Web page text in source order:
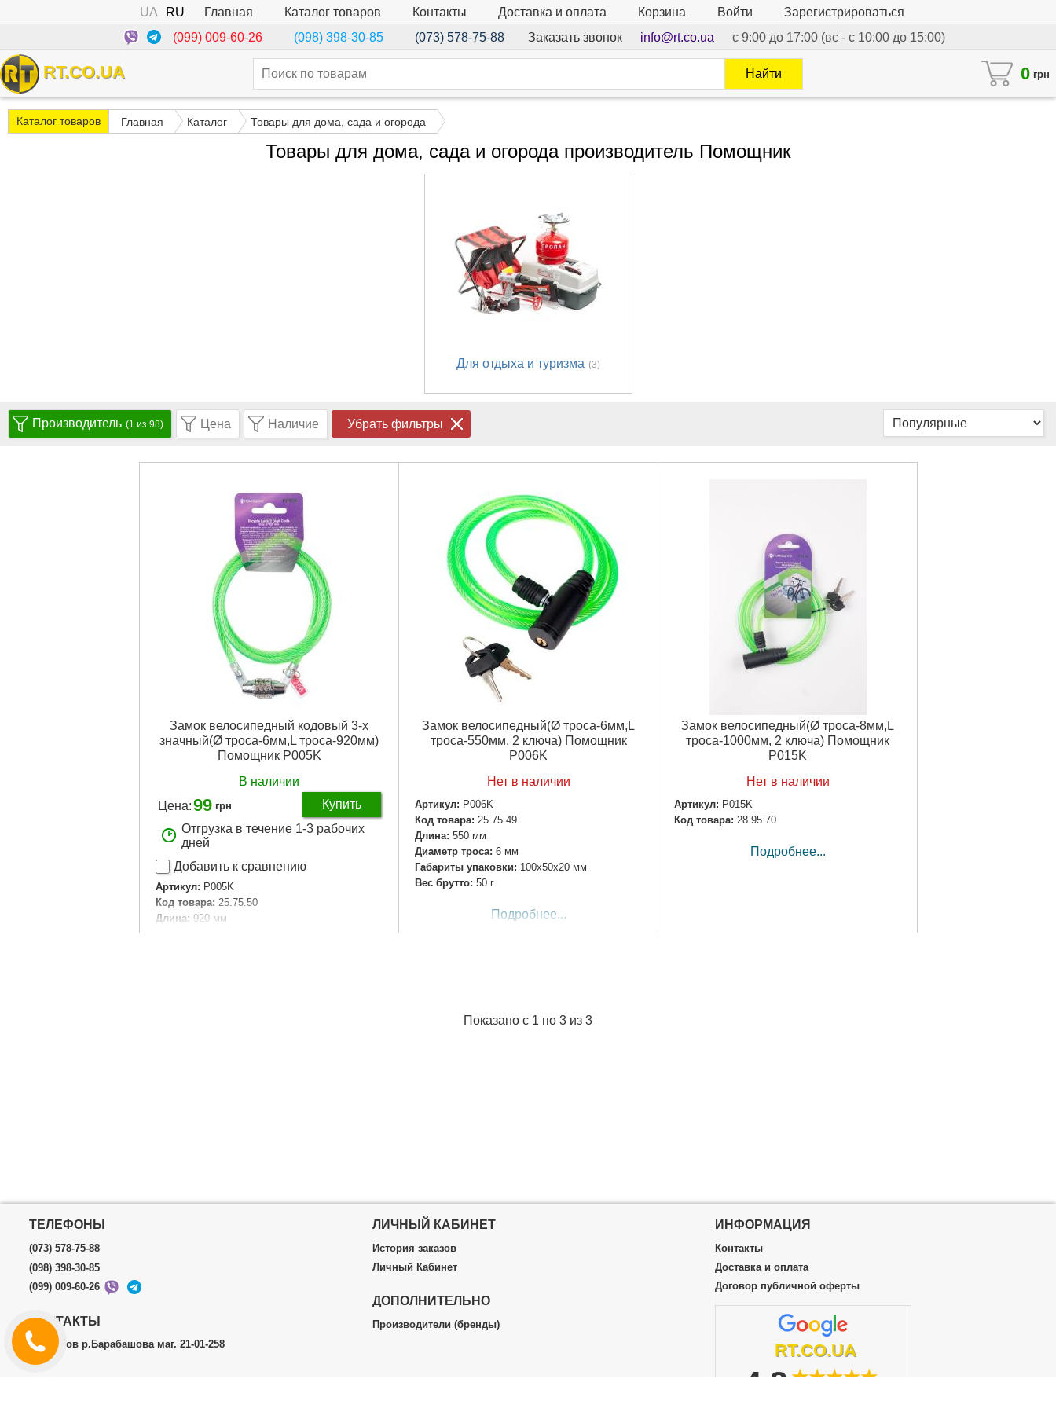
UA RU Главная Каталог товаров Контакты Доставка и оплата Корзина Войти
Зарегистрироваться
(099) 009-60-26
(098) 398-30-85 (073) 578-75-88 Заказать звонок info@rt.co.ua с 9:00 до 17:00 (вс - с 10:00 до 15:00)
RT.CO.UA 0 грн
Найти
Каталог товаров Главная Каталог Товары для дома, сада и огорода
Товары для дома, сада и огорода производитель Помощник
Для отдыха и туризма (3)
Производитель (1 из 98) Цена Наличие Убрать фильтры
Замок велосипедный кодовый 3-х
значный(Ø троса-6мм,L троса-920мм)
Помощник P005K
В наличии
Цена:99 грн
Купить
Отгрузка в течение 1-3 рабочих
дней
Добавить к сравнению
Артикул: P005K
Код товара: 25.75.50
Длина: 920 мм
Диаметр троса: 6 мм
Замок велосипедный(Ø троса-6мм,L
троса-550мм, 2 ключа) Помощник
P006K
Нет в наличии
Артикул: P006K
Код товара: 25.75.49
Длина: 550 мм
Диаметр троса: 6 мм
Габариты упаковки: 100x50x20 мм
Вес брутто: 50 г
Подробнее...
Замок велосипедный(Ø троса-8мм,L
троса-1000мм, 2 ключа) Помощник
P015K
Нет в наличии
Артикул: P015K
Код товара: 28.95.70
Подробнее...
Показано с 1 по 3 из 3
ТЕЛЕФОНЫ
(073) 578-75-88
(098) 398-30-85
(099) 009-60-26
КОНТАКТЫ
г.Харьков р.Барабашова маг. 21-01-258
ЛИЧНЫЙ КАБИНЕТ
История заказов
Личный Кабинет
ДОПОЛНИТЕЛЬНО
Производители (бренды)
ИНФОРМАЦИЯ
Контакты
Доставка и оплата
Договор публичной оферты
RT.CO.UA
4.8 ★★★★★